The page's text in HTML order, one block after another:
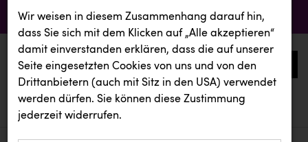
0
aktuelle aussendungen
aktuelle aussendungen
Wir weisen in diesem Zusammenhang darauf hin,
dass Sie sich mit dem Klicken auf „Alle akzeptieren“
damit ein­ver­standen erklären, dass die auf unserer
Seite eingesetzten Cookies von uns und von den
Drittanbietern (auch mit Sitz in den USA) verwendet
werden dürfen. Sie können diese Zustimmung
jederzeit widerrufen.